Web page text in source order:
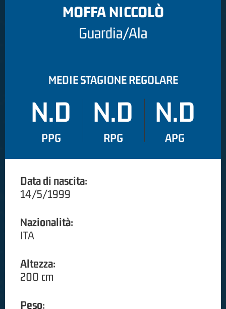
MOFFA NICCOLÒ
Guardia/Ala
MEDIE STAGIONE REGOLARE
N.D
PPG
N.D
RPG
N.D
APG
Data di nascita:
14/5/1999
Nazionalità:
ITA
Altezza:
200 cm
Peso: